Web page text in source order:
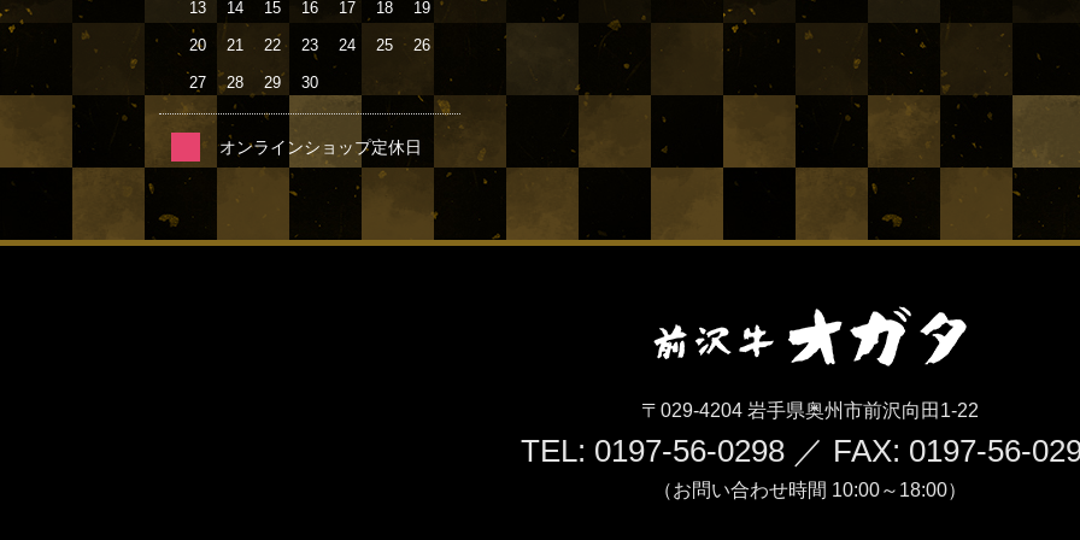
13 14 15 16 17 18 19
20 21 22 23 24 25 26
27 28 29 30
オンラインショップ定休日
〒029-4204 岩手県奥州市前沢向田1-22
TEL: 0197-56-0298 ／ FAX: 0197-56-
（お問い合わせ時間 10:00～18:00）